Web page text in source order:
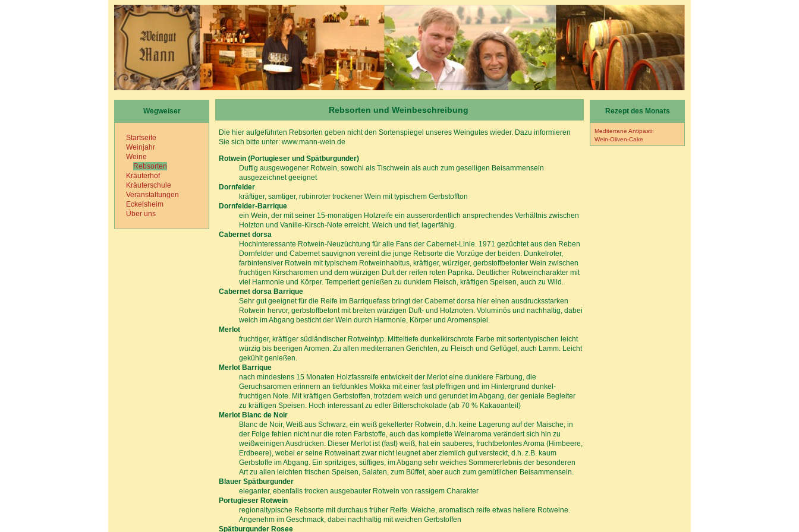
Wegweiser
Startseite
Weinjahr
Weine
Rebsorten
Kräuterhof
Kräuterschule
Veranstaltungen
Eckelsheim
Über uns
Rebsorten und Weinbeschreibung
Die hier aufgeführten Rebsorten geben nicht den Sortenspiegel unseres Weingutes wieder. Dazu informieren
Sie sich bitte unter: www.mann-wein.de
Rotwein (Portugieser und Spätburgunder)
Duftig ausgewogener Rotwein, sowohl als Tischwein als auch zum geselligen Beisammensein
ausgezeichnet geeignet
Dornfelder
kräftiger, samtiger, rubinroter trockener Wein mit typischem Gerbstoffton
Dornfelder-Barrique
ein Wein, der mit seiner 15-monatigen Holzreife ein ausserordentlich ansprechendes Verhältnis zwischen
Holzton und Vanille-Kirsch-Note erreicht. Weich und tief, lagerfähig.
Cabernet dorsa
Hochinteressante Rotwein-Neuzüchtung für alle Fans der Cabernet-Linie. 1971 gezüchtet aus den Reben
Dornfelder und Cabernet sauvignon vereint die junge Rebsorte die Vorzüge der beiden. Dunkelroter,
farbintensiver Rotwein mit typischem Rotweinhabitus, kräftiger, würziger, gerbstoffbetonter Wein zwischen
fruchtigen Kirscharomen und dem würzigen Duft der reifen roten Paprika. Deutlicher Rotweincharakter mit
viel Harmonie und Körper. Temperiert genießen zu dunklem Fleisch, kräftigen Speisen, auch zu Wild.
Cabernet dorsa Barrique
Sehr gut geeignet für die Reife im Barriquefass bringt der Cabernet dorsa hier einen ausdrucksstarken
Rotwein hervor, gerbstoffbetont mit breiten würzigen Duft- und Holznoten. Voluminös und nachhaltig, dabei
weich im Abgang besticht der Wein durch Harmonie, Körper und Aromenspiel.
Merlot
fruchtiger, kräftiger südländischer Rotweintyp. Mitteltiefe dunkelkirschrote Farbe mit sortentypischen leicht
würzig bis beerigen Aromen. Zu allen mediterranen Gerichten, zu Fleisch und Geflügel, auch Lamm. Leicht
gekühlt genießen.
Merlot Barrique
nach mindestens 15 Monaten Holzfassreife entwickelt der Merlot eine dunklere Färbung, die
Geruchsaromen erinnern an tiefdunkles Mokka mit einer fast pfeffrigen und im Hintergrund dunkel-
fruchtigen Note. Mit kräftigen Gerbstoffen, trotzdem weich und gerundet im Abgang, der geniale Begleiter
zu kräftigen Speisen. Hoch interessant zu edler Bitterschokolade (ab 70 % Kakaoanteil)
Merlot Blanc de Noir
Blanc de Noir, Weiß aus Schwarz, ein weiß gekelterter Rotwein, d.h. keine Lagerung auf der Maische, in
der Folge fehlen nicht nur die roten Farbstoffe, auch das komplette Weinaroma verändert sich hin zu
weißweinigen Ausdrücken. Dieser Merlot ist (fast) weiß, hat ein sauberes, fruchtbetontes Aroma (Himbeere,
Erdbeere), wobei er seine Rotweinart zwar nicht leugnet aber ziemlich gut versteckt, d.h. z.B. kaum
Gerbstoffe im Abgang. Ein spritziges, süffiges, im Abgang sehr weiches Sommererlebnis der besonderen
Art zu allen leichten frischen Speisen, Salaten, zum Büffet, aber auch zum gemütlichen Beisammensein.
Blauer Spätburgunder
eleganter, ebenfalls trocken ausgebauter Rotwein von rassigem Charakter
Portugieser Rotwein
regionaltypische Rebsorte mit durchaus früher Reife. Weiche, aromatisch reife etwas hellere Rotweine.
Angenehm im Geschmack, dabei nachhaltig mit weichen Gerbstoffen
Spätburgunder Rosee
Rezept des Monats
Mediterrane Antipasti:
Wein-Oliven-Cake